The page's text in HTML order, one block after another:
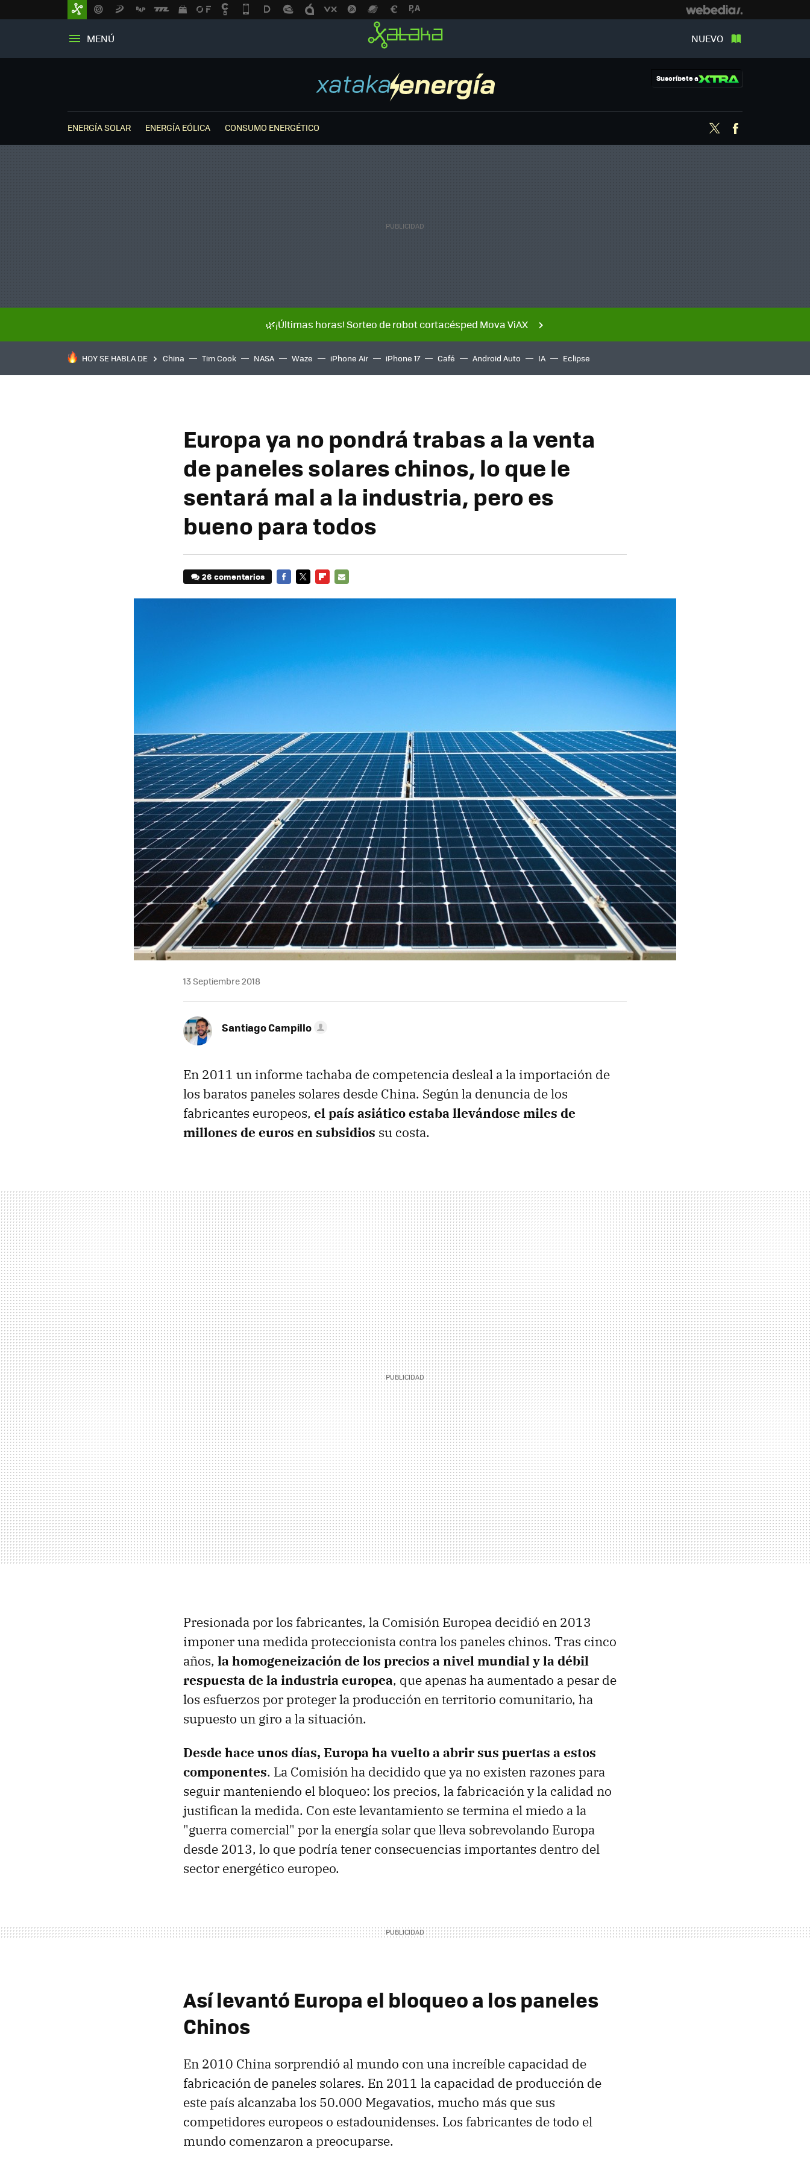
MENÚ NUEVO
Suscríbete a
ENERGÍA SOLAR ENERGÍA EÓLICA CONSUMO ENERGÉTICO Twitter
🌿¡Últimas horas! Sorteo de robot cortacésped Mova ViAX
HOY SE HABLA DE China Tim Cook NASA Waze iPhone Air iPhone 17 Café Android Auto IA Eclipse
Europa ya no pondrá trabas a la venta
de paneles solares chinos, lo que le
sentará mal a la industria, pero es
bueno para todos
26 comentarios
13 Septiembre 2018
Santiago Campillo
En 2011 un informe tachaba de competencia desleal a la importación de
los baratos paneles solares desde China. Según la denuncia de los
fabricantes europeos, el país asiático estaba llevándose miles de
millones de euros en subsidios su costa.
Presionada por los fabricantes, la Comisión Europea decidió en 2013
imponer una medida proteccionista contra los paneles chinos. Tras cinco
años, la homogeneización de los precios a nivel mundial y la débil
respuesta de la industria europea, que apenas ha aumentado a pesar de
los esfuerzos por proteger la producción en territorio comunitario, ha
supuesto un giro a la situación.
Desde hace unos días, Europa ha vuelto a abrir sus puertas a estos
componentes. La Comisión ha decidido que ya no existen razones para
seguir manteniendo el bloqueo: los precios, la fabricación y la calidad no
justifican la medida. Con este levantamiento se termina el miedo a la
"guerra comercial" por la energía solar que lleva sobrevolando Europa
desde 2013, lo que podría tener consecuencias importantes dentro del
sector energético europeo.
Así levantó Europa el bloqueo a los paneles
Chinos
En 2010 China sorprendió al mundo con una increíble capacidad de
fabricación de paneles solares. En 2011 la capacidad de producción de
este país alcanzaba los 50.000 Megavatios, mucho más que sus
competidores europeos o estadounidenses. Los fabricantes de todo el
mundo comenzaron a preocuparse.